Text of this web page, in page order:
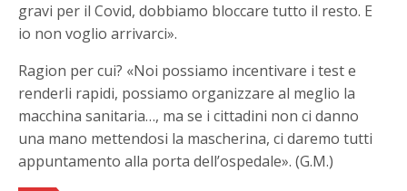
gravi per il Covid, dobbiamo bloccare tutto il resto. E
io non voglio arrivarci».
Ragion per cui? «Noi possiamo incentivare i test e
renderli rapidi, possiamo organizzare al meglio la
macchina sanitaria…, ma se i cittadini non ci danno
una mano mettendosi la mascherina, ci daremo tutti
appuntamento alla porta dell’ospedale». (G.M.)